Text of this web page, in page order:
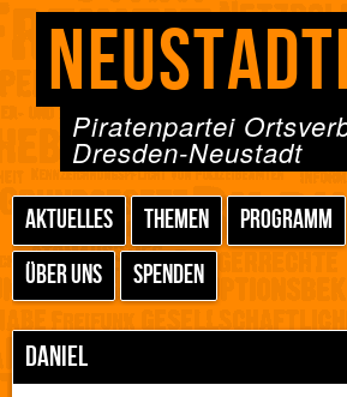
Piratenpartei
Dresden-Neustadt
AKTUELLES THEMEN PROGRAMM
ÜBER UNS
SPENDEN
DANIEL